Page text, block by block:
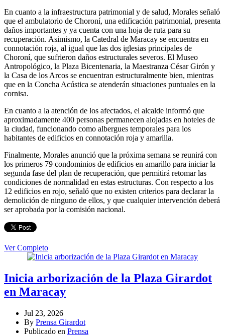
En cuanto a la infraestructura patrimonial y de salud, Morales señaló
que el ambulatorio de Choroní, una edificación patrimonial, presenta
daños importantes y ya cuenta con una hoja de ruta para su
recuperación. Asimismo, la Catedral de Maracay se encuentra en
connotación roja, al igual que las dos iglesias principales de
Choroní, que sufrieron daños estructurales severos. El Museo
Antropológico, la Plaza Bicentenaria, la Maestranza César Girón y
la Casa de los Arcos se encuentran estructuralmente bien, mientras
que en la Concha Acústica se atenderán situaciones puntuales en la
cornisa.
En cuanto a la atención de los afectados, el alcalde informó que
aproximadamente 400 personas permanecen alojadas en hoteles de
la ciudad, funcionando como albergues temporales para los
habitantes de edificios en connotación roja y amarilla.
Finalmente, Morales anunció que la próxima semana se reunirá con
los primeros 79 condominios de edificios en amarillo para iniciar la
segunda fase del plan de recuperación, que permitirá retomar las
condiciones de normalidad en estas estructuras. Con respecto a los
12 edificios en rojo, señaló que no existen criterios para declarar la
demolición de ninguno de ellos, y que cualquier intervención deberá
ser aprobada por la comisión nacional.
Ver Completo
Inicia arborización de la Plaza Girardot
en Maracay
Jul 23, 2026
By Prensa Girardot
Publicado en Prensa